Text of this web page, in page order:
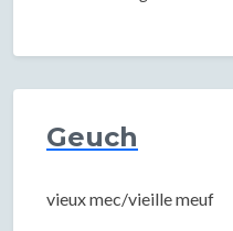
Geuch
vieux mec/vieille meuf